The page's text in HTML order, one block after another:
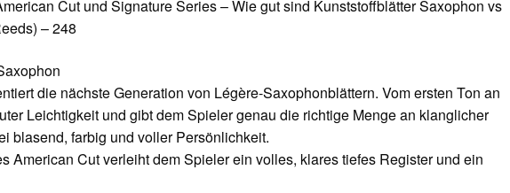
Cut und Signature Series – Wie gut sind Kunststoffblätter Saxophon vs
– 248
die nächste Generation von Légère-Saxophonblättern. Vom ersten Ton an
Leichtigkeit und gibt dem Spieler genau die richtige Menge an klanglicher
blasend, farbig und voller Persönlichkeit.
American Cut verleiht dem Spieler ein volles, klares tiefes Register und ein